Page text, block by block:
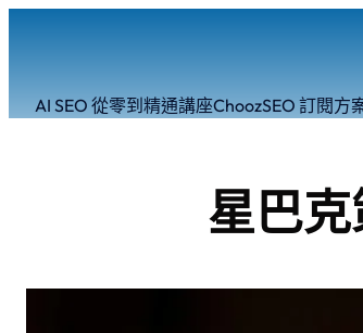
內
AI SEO 從零到精通講座ChoozSEO 訂閱方
星巴